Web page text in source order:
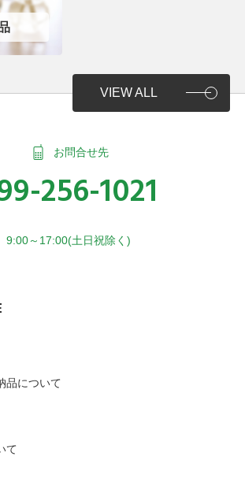
VIEW ALL
お問合せ先
256-1021
9:00～17:00(土日祝除く)
品について
て